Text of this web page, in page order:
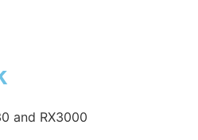
and RX3000